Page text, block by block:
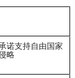
诺支持自由国家
略